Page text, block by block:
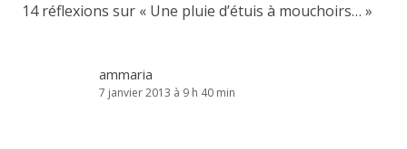
14 réflexions sur « Une pluie d’étuis à mouchoirs… »
ammaria
7 janvier 2013 à 9 h 40 min